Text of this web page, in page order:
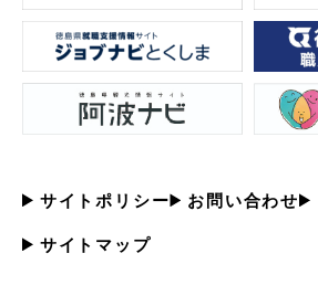
サイトポリシー お問い合わせ
サイトマップ